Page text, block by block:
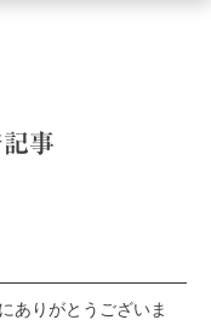
事
ありがとうございま